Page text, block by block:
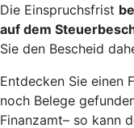
Die Einspruchsfrist
auf dem
Sie den Bescheid
Entdecken Sie einen
noch Belege
Finanzamt– so kann